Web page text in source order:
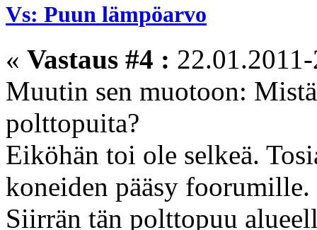
Vs: Puun lämpöarvo
« Vastaus #4 :
Muutin sen muotoon:
polttopuita?
Eiköhän toi ole selkeä.
koneiden pääsy foorumille.
Siirrän tän polttopuu